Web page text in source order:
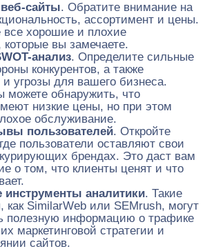
веб-сайты. Обратите внимание на
ассортимент и цены.
все хорошие и плохие
которые вы замечаете.
анализ. Определите сильные
конкурентов, а также
угрозы для вашего бизнеса.
можете обнаружить, что
низкие цены, но при этом
обслуживание.
пользователей. Откройте
пользователи оставляют свои
брендах. Это даст вам
о том, что клиенты ценят и что
инструменты аналитики. Такие
как SimilarWeb или SEMrush, могут
полезную информацию о трафике
маркетинговой стратегии и
сайтов.